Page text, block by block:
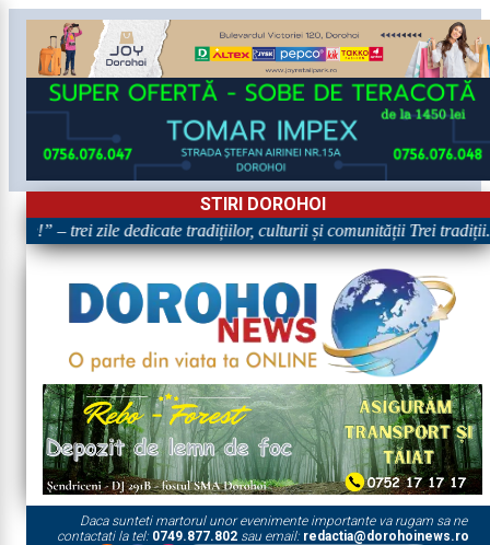
STIRI DOROHOI
– trei zile dedicate tradițiilor, culturii și comunității Trei tradiții.
Daca sunteti martorul unor evenimente importante va rugam sa ne
contactati la tel: 0749.877.802sau email: redactia@dorohoinews.ro